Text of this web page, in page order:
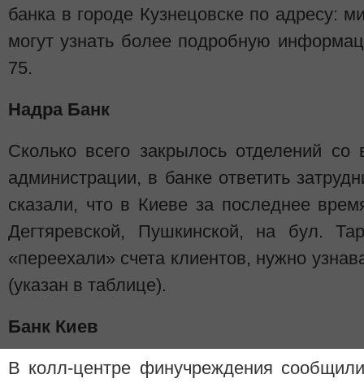
банка в городе Кузнецовске по адресу:
могут узнать более подробную
75.
Надра Банк
Сколько всего закрылось отделений
администрации, в банке ответить
сказали, что в Киеве за последнее
Дегтяревской, Пушкинской, на бул.
«переехали» счета клиентов, нужно
(указан в таблице).
Банк Киев
В колл-центре финучреждения